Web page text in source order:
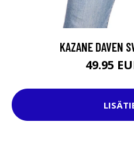
KAZANE DAVEN
49.95